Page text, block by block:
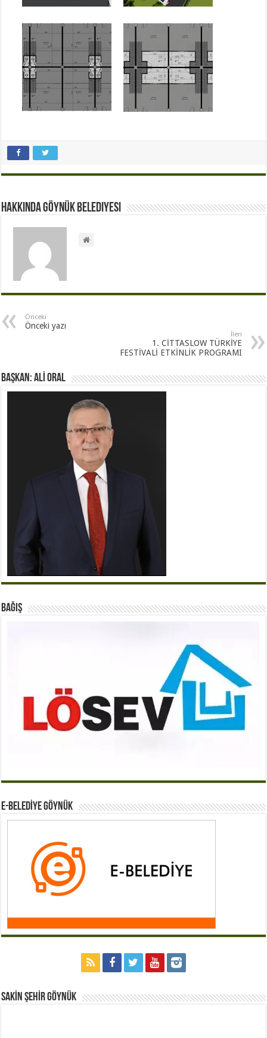
Hakkında Göynük Belediyesi
Önceki
Önceki yazı
İleri
1. CİTTASLOW TÜRKİYE
FESTİVALİ ETKİNLİK PROGRAMI
BAŞKAN: ALİ ORAL
BAĞIŞ
E-BELEDİYE GÖYNÜK
Sakİn Şehİr GÖYNÜK